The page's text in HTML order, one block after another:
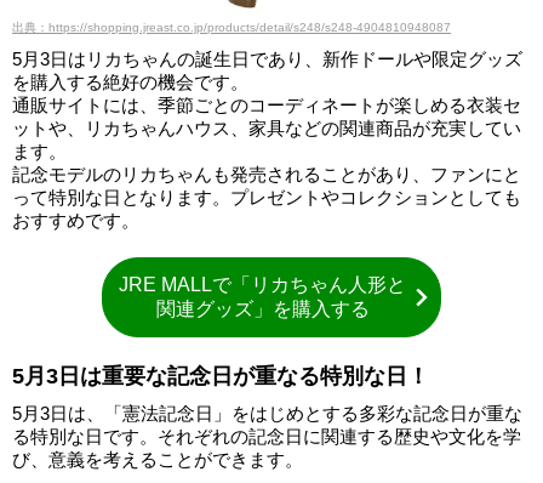
出典：https://shopping.jreast.co.jp/products/detail/s248/s248-4904810948087
5月3日はリカちゃんの誕生日であり、新作ドールや限定グッズ
を購入する絶好の機会です。
通販サイトには、季節ごとのコーディネートが楽しめる衣装セ
ットや、リカちゃんハウス、家具などの関連商品が充実してい
ます。
記念モデルのリカちゃんも発売されることがあり、ファンにと
って特別な日となります。プレゼントやコレクションとしても
おすすめです。
JRE MALLで「リカちゃん人形と
関連グッズ」を購入する
5月3日は重要な記念日が重なる特別な日！
5月3日は、「憲法記念日」をはじめとする多彩な記念日が重な
る特別な日です。それぞれの記念日に関連する歴史や文化を学
び、意義を考えることができます。